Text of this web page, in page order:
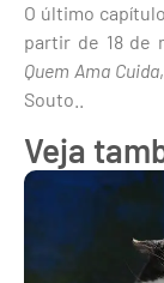
O último
partir de 18 de
Quem Ama Cuida
Souto..
Veja